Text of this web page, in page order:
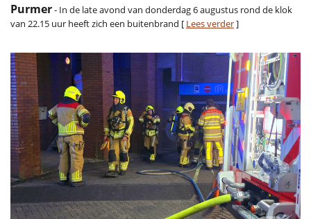
Purmer- In de late avond van donderdag 6 augustus rond de klok
van 22.15 uur heeft zich een buitenbrand [ Lees verder]